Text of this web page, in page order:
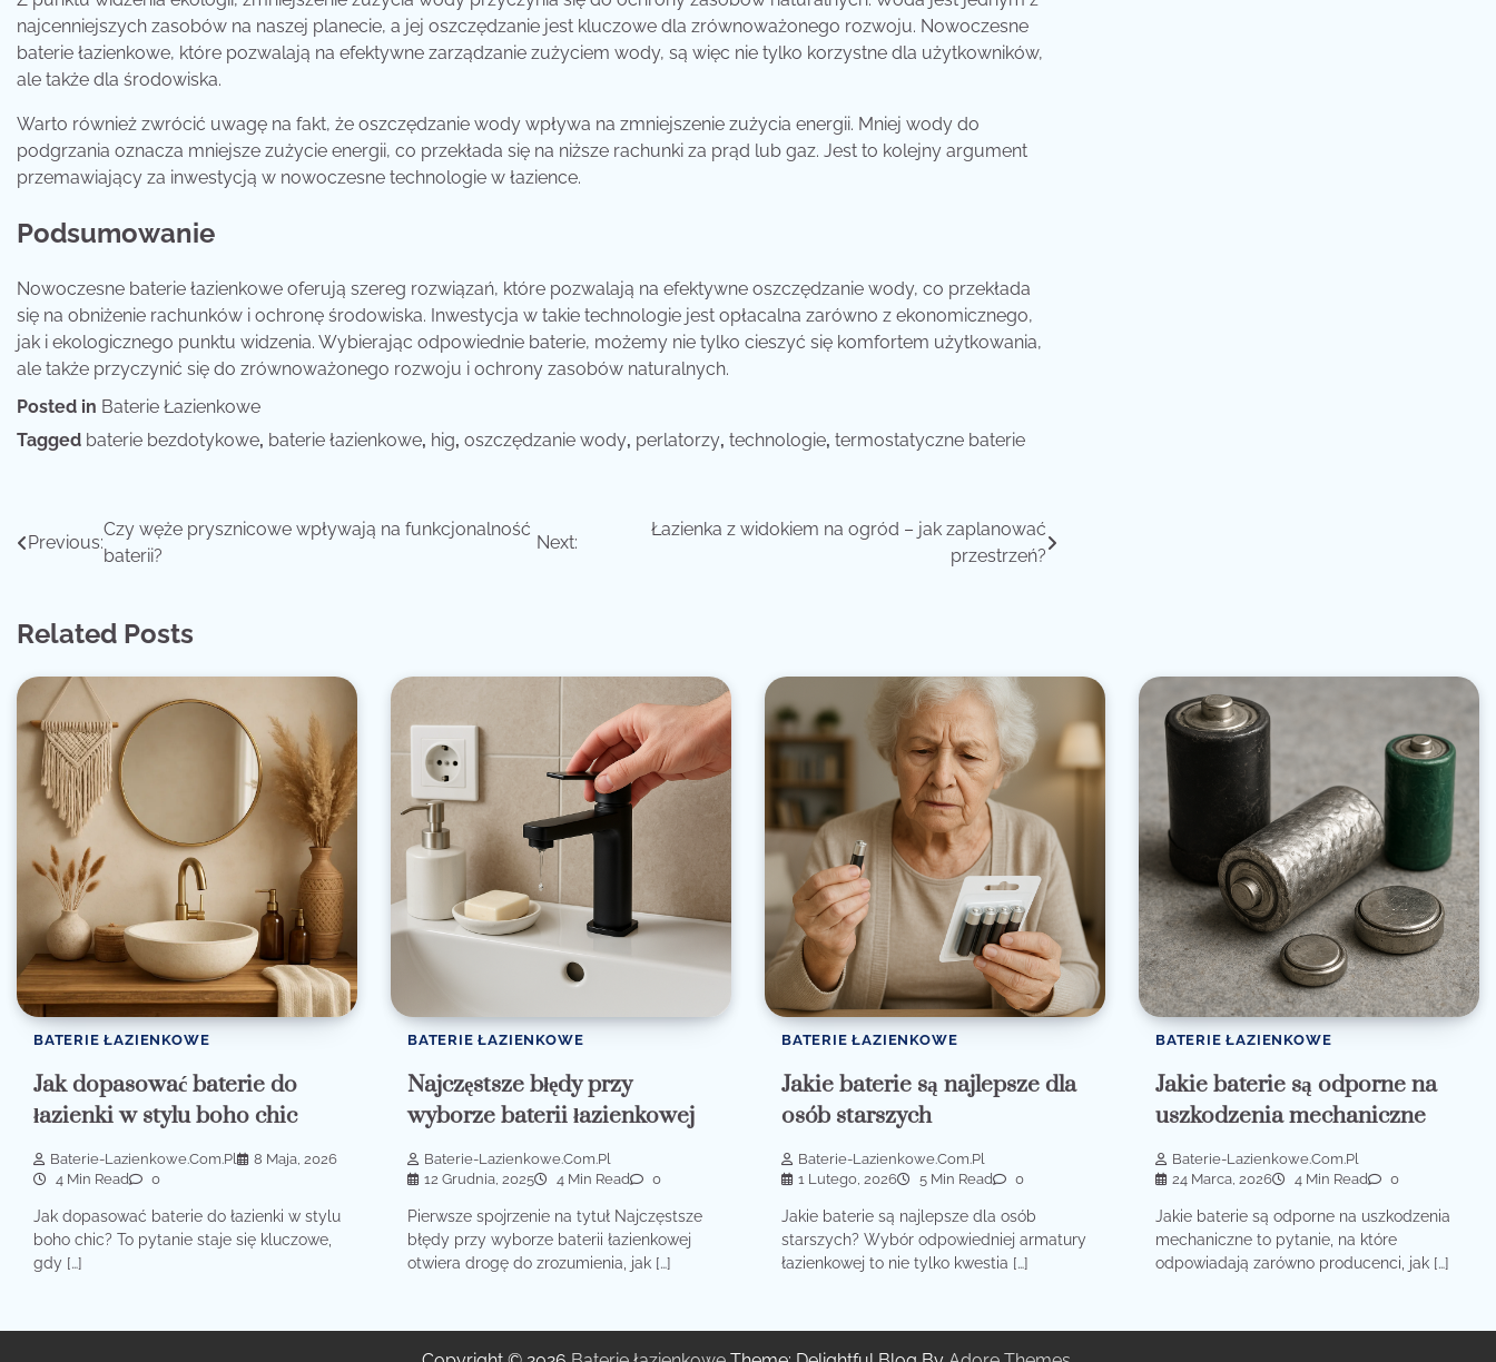
najcenniejszych zasobów na naszej planecie, a jej oszczędzanie jest kluczowe dla zrównoważonego rozwoju. Nowoczesne
baterie łazienkowe, które pozwalają na efektywne zarządzanie zużyciem wody, są więc nie tylko korzystne dla użytkowników,
ale także dla środowiska.
Warto również zwrócić uwagę na fakt, że oszczędzanie wody wpływa na zmniejszenie zużycia energii. Mniej wody do
podgrzania oznacza mniejsze zużycie energii, co przekłada się na niższe rachunki za prąd lub gaz. Jest to kolejny argument
przemawiający za inwestycją w nowoczesne technologie w łazience.
Podsumowanie
Nowoczesne baterie łazienkowe oferują szereg rozwiązań, które pozwalają na efektywne oszczędzanie wody, co przekłada
się na obniżenie rachunków i ochronę środowiska. Inwestycja w takie technologie jest opłacalna zarówno z ekonomicznego,
jak i ekologicznego punktu widzenia. Wybierając odpowiednie baterie, możemy nie tylko cieszyć się komfortem użytkowania,
ale także przyczynić się do zrównoważonego rozwoju i ochrony zasobów naturalnych.
Posted in Baterie Łazienkowe
Tagged baterie bezdotykowe, baterie łazienkowe, hig, oszczędzanie wody, perlatorzy, technologie, termostatyczne baterie
Nawigacja
Previous:
Czy węże prysznicowe wpływają na funkcjonalność
baterii?
Next:
Łazienka z widokiem na ogród – jak zaplanować
przestrzeń?
Related Posts
BATERIE ŁAZIENKOWE
Jak dopasować baterie do
łazienki w stylu boho chic
Baterie-Lazienkowe.com.pl
8 Maja, 2026
4 Min Read
0
Jak dopasować baterie do łazienki w stylu
boho chic? To pytanie staje się kluczowe,
gdy […]
BATERIE ŁAZIENKOWE
Najczęstsze błędy przy
wyborze baterii łazienkowej
Baterie-Lazienkowe.com.pl
12 Grudnia, 2025
4 Min Read 0
Pierwsze spojrzenie na tytuł Najczęstsze
błędy przy wyborze baterii łazienkowej
otwiera drogę do zrozumienia, jak […]
BATERIE ŁAZIENKOWE
Jakie baterie są najlepsze dla
osób starszych
Baterie-Lazienkowe.com.pl
1 Lutego, 2026
5 Min Read 0
Jakie baterie są najlepsze dla osób
starszych? Wybór odpowiedniej armatury
łazienkowej to nie tylko kwestia […]
BATERIE ŁAZIENKOWE
Jakie baterie są odporne na
uszkodzenia mechaniczne
Baterie-Lazienkowe.com.pl
24 Marca, 2026
4 Min Read 0
Jakie baterie są odporne na uszkodzenia
mechaniczne to pytanie, na które
odpowiadają zarówno producenci, jak […]